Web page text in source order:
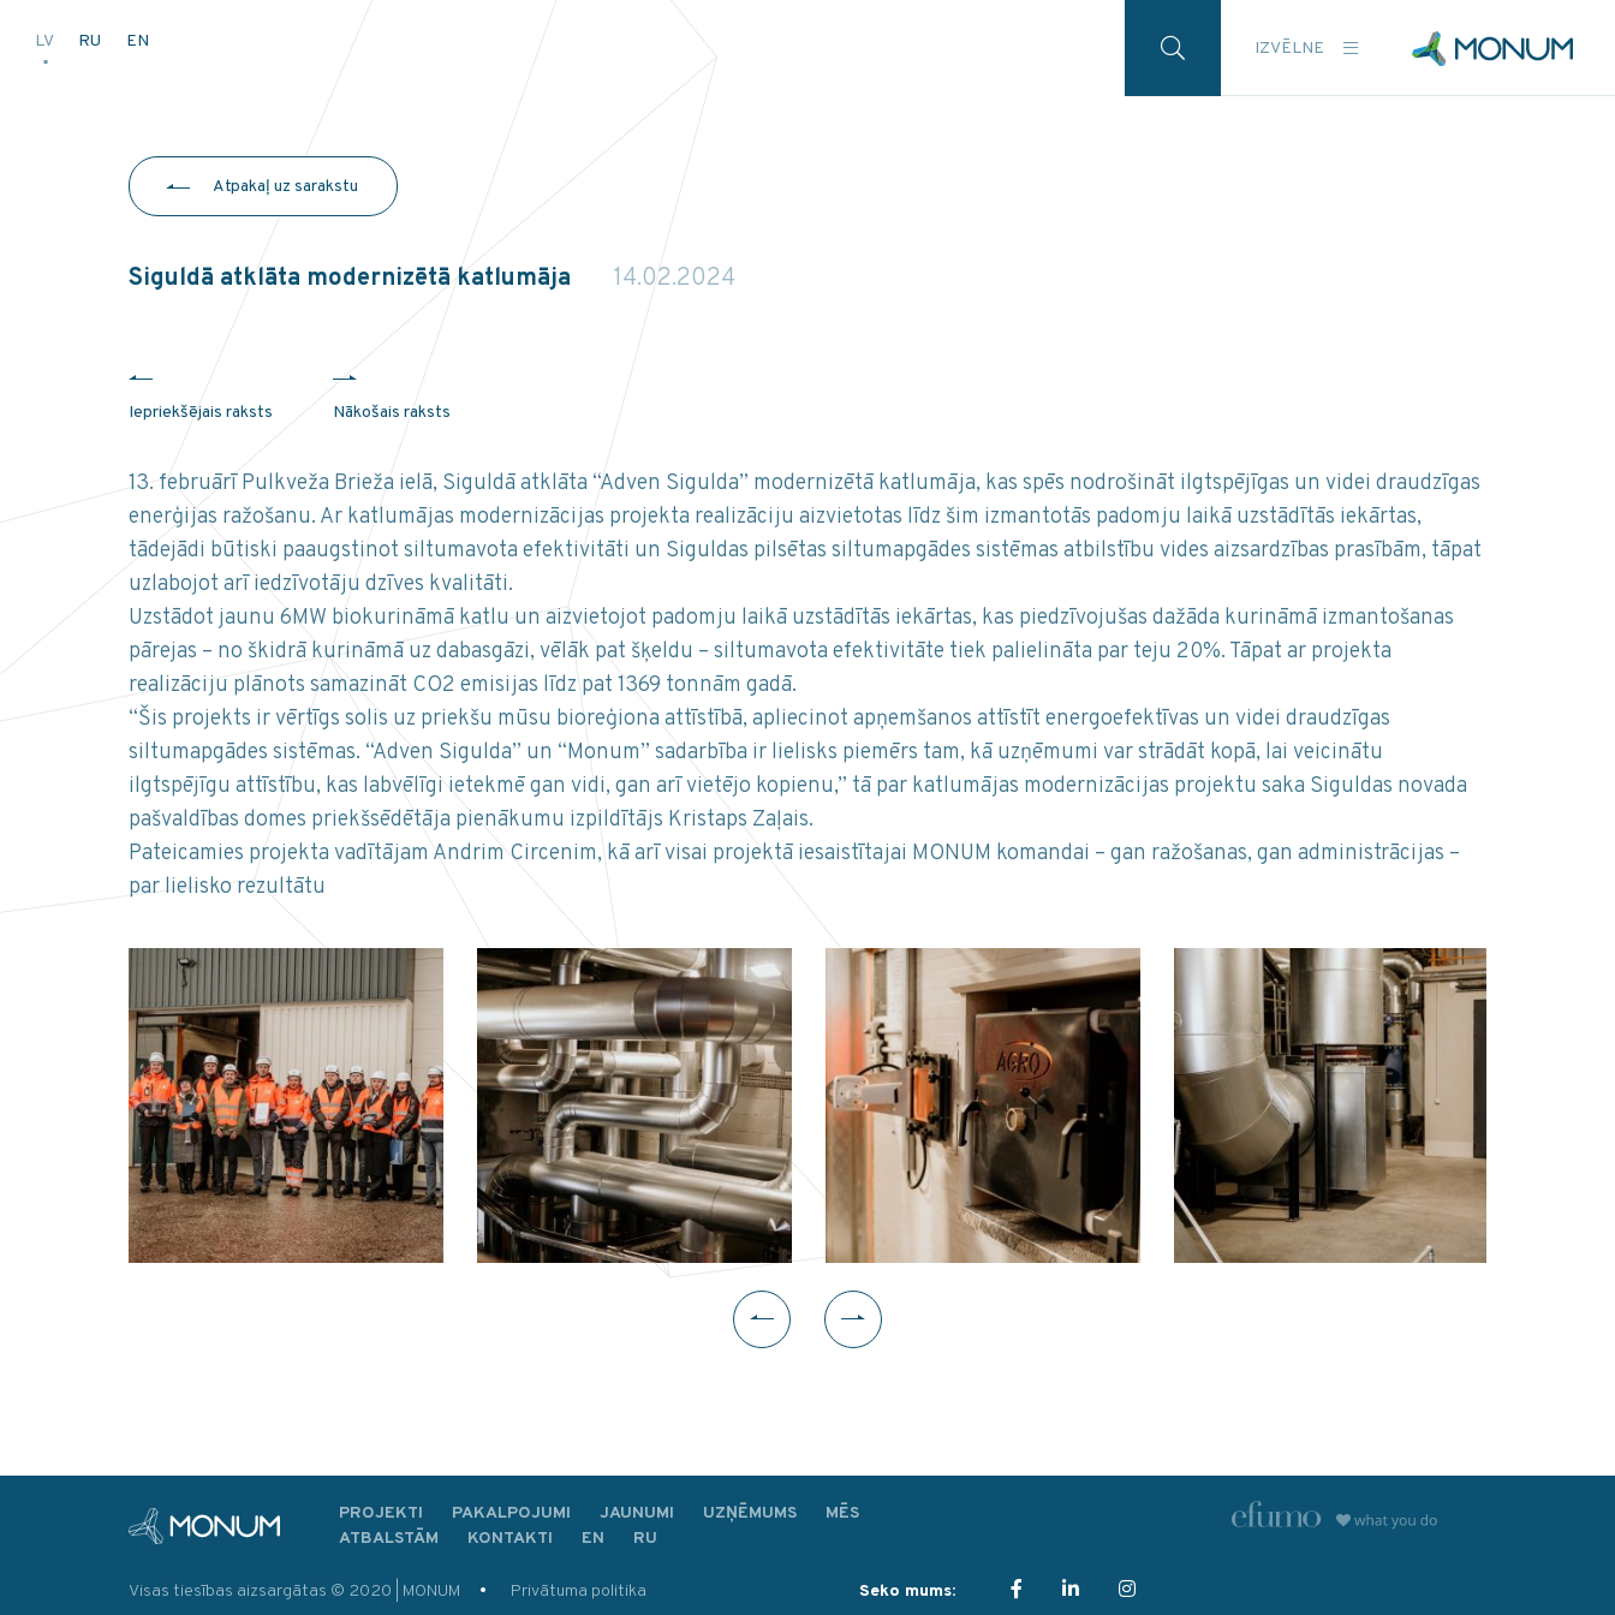
LV RU EN IZVĒLNE
Atpakaļ uz sarakstu
Siguldā atklāta modernizētā katlumāja 14.02.2024
Iepriekšējais raksts Nākošais raksts
13. februārī Pulkveža Brieža ielā, Siguldā atklāta “Adven Sigulda” modernizētā katlumāja, kas spēs nodrošināt ilgtspējīgas un videi draudzīgas
enerģijas ražošanu. Ar katlumājas modernizācijas projekta realizāciju aizvietotas līdz šim izmantotās padomju laikā uzstādītās iekārtas,
tādejādi būtiski paaugstinot siltumavota efektivitāti un Siguldas pilsētas siltumapgādes sistēmas atbilstību vides aizsardzības prasībām, tāpat
uzlabojot arī iedzīvotāju dzīves kvalitāti.
Uzstādot jaunu 6MW biokurināmā katlu un aizvietojot padomju laikā uzstādītās iekārtas, kas piedzīvojušas dažāda kurināmā izmantošanas
pārejas – no škidrā kurināmā uz dabasgāzi, vēlāk pat šķeldu – siltumavota efektivitāte tiek palielināta par teju 20%. Tāpat ar projekta
realizāciju plānots samazināt CO2 emisijas līdz pat 1369 tonnām gadā.
“Šis projekts ir vērtīgs solis uz priekšu mūsu bioreģiona attīstībā, apliecinot apņemšanos attīstīt energoefektīvas un videi draudzīgas
siltumapgādes sistēmas. “Adven Sigulda” un “Monum” sadarbība ir lielisks piemērs tam, kā uzņēmumi var strādāt kopā, lai veicinātu
ilgtspējīgu attīstību, kas labvēlīgi ietekmē gan vidi, gan arī vietējo kopienu,” tā par katlumājas modernizācijas projektu saka Siguldas novada
pašvaldības domes priekšsēdētāja pienākumu izpildītājs Kristaps Zaļais.
Pateicamies projekta vadītājam Andrim Circenim, kā arī visai projektā iesaistītajai MONUM komandai – gan ražošanas, gan administrācijas –
par lielisko rezultātu
PROJEKTI PAKALPOJUMI JAUNUMI UZŅĒMUMS
MĒS
ATBALSTĀM
KONTAKTI EN RU
Visas tiesības aizsargātas © 2020 | MONUM Privātuma politika Seko mums: